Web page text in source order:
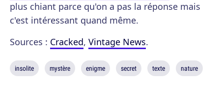
plus chiant parce qu'on a pas la réponse mais
c'est intéressant quand même.
Sources : Cracked, Vintage News.
insolite mystère enigme secret texte nature